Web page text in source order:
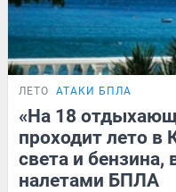
ЛЕТО АТАКИ БПЛА
«На 18
проходит лето в
света и бензина,
налетами БПЛА